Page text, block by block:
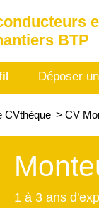
BTP
Déposer
CVthèque > CV
1 à 3 ans